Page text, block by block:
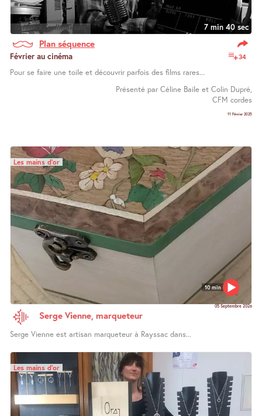
© istock/selimaksan 7 min 40 sec
Plan séquence
34
Février au cinéma
Pour se faire une toile et découvrir parfois des films rares...
Présenté par Céline Baile et Colin Dupré,
CFM cordes
11 Février 2025
10 min
Les mains d’or
05 Septembre 2026
Serge Vienne, marqueteur
Serge Vienne est artisan marqueteur à Rayssac dans...
Les mains d’or